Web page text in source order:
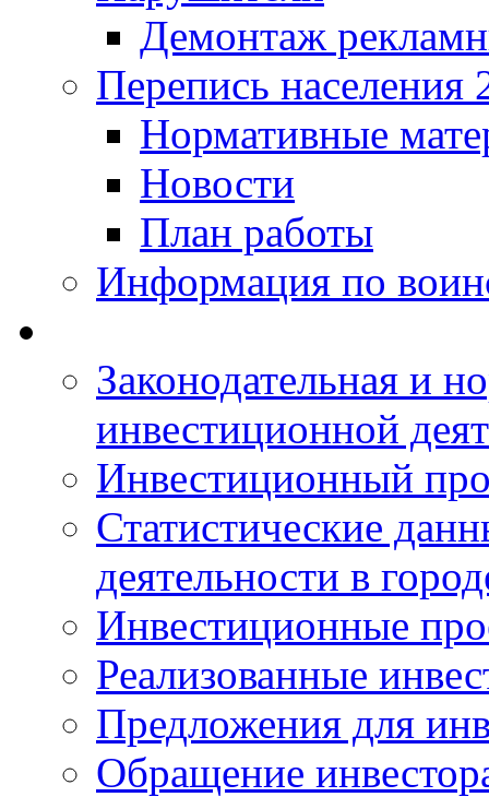
Демонтаж
Перепись населения
Нормативные
Новости
План работы
Информация по
Законодательная и
инвестиционной
Инвестиционный
Статистические
деятельности в
Инвестиционные
Реализованные
Предложения для
Обращение